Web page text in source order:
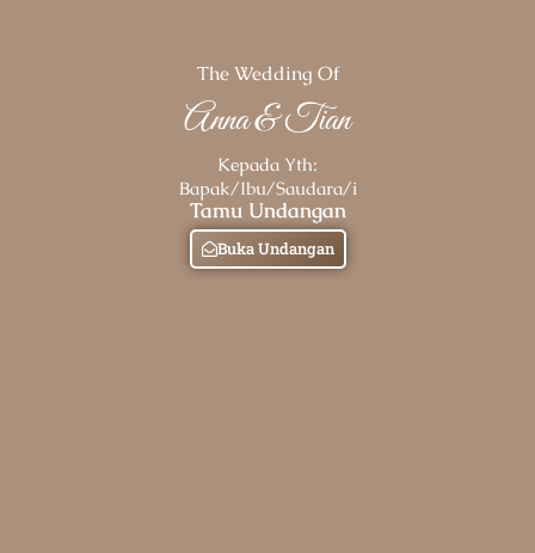
The Wedding Of
Anna & Tian
Kepada Yth:
Bapak/Ibu/Saudara/i
Tamu Undangan
Buka Undangan